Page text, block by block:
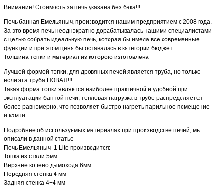
Внимание! Стоимость за печь указана без бака!!!
Печь банная Емельяныч, производится нашим предприятием с 2008 года.
За это время печь неоднократно дорабатывалась нашими специалистами
с целью собрать идеальную печь, которая бы имела все современные
функции и при этом цена бы оставалась в категории бюджет.
Толщина топки и материал из которого изготовлена
Лучшей формой топки, для дровяных печей является труба, но только
если эта труба НОВАЯ!!!
Такая форма топки является наиболее практичной и удобной при
эксплуатации банной печи, тепловая нагрузка в трубе распределяется
более равномерно, что позволяет быстро нагреть парильное помещение
и камни.
Подробнее об используемых материалах при производстве печей, мы
описали в данной статье
Печь Емельяныч -1 Lite производится:
Топка из стали 5мм
Верхнее колено дымохода 6мм
Передняя стенка 4 мм
Задняя стенка 4+4 мм